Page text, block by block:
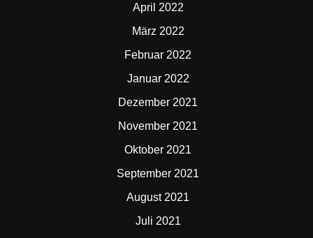
April 2022
März 2022
Februar 2022
Januar 2022
Dezember 2021
November 2021
Oktober 2021
September 2021
August 2021
Juli 2021